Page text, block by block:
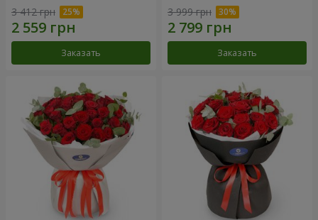
3 412 грн
Заказать
3 999 грн
Заказать